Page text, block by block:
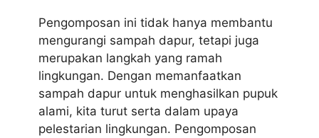
Pengomposan ini tidak hanya membantu
mengurangi sampah dapur, tetapi juga
merupakan langkah yang ramah
lingkungan. Dengan memanfaatkan
sampah dapur untuk menghasilkan pupuk
alami, kita turut serta dalam upaya
pelestarian lingkungan. Pengomposan